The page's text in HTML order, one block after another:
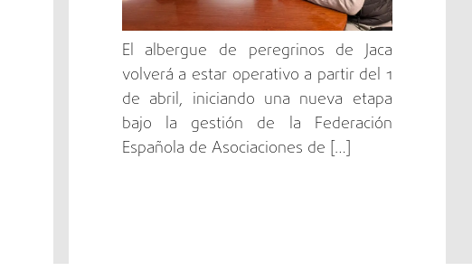
El albergue de peregrinos de Jaca
volverá a estar operativo a partir del 1
de abril, iniciando una nueva etapa
bajo la gestión de la Federación
Española de Asociaciones de […]